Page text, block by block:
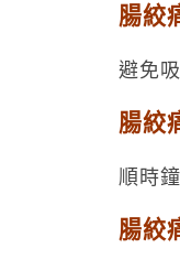
腸絞
避免
腸絞
順時
腸絞